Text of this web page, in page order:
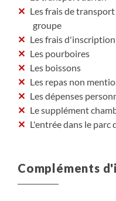
Les frais de
groupe
Les frais d'inscription
Les pourboires
Les boissons
Les repas non
Les dépenses
Le supplément
L'entrée dans le parc
Compléments